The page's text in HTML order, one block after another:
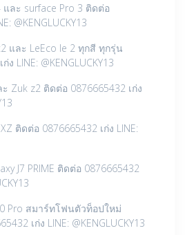
ละ surface Pro 3 ติดต่อ
@KENGLUCKY13
และ LeEco le 2 ทุกสี ทุกรุ่น
LINE: @KENGLUCKY13
Zuk z2 ติดต่อ 0876665432 เก่ง
ติดต่อ 0876665432 เก่ง LINE:
J7 PRIME ติดต่อ 0876665432
Pro สมาร์ทโฟนตัวท็อปใหม่
เก่ง LINE: @KENGLUCKY13